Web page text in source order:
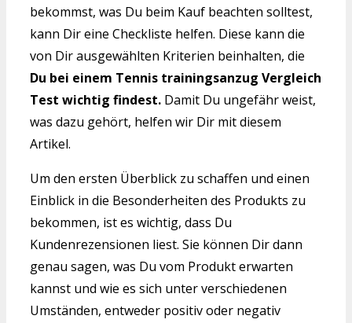
bekommst, was Du beim Kauf beachten solltest,
kann Dir eine Checkliste helfen. Diese kann die
von Dir ausgewählten Kriterien beinhalten, die
Du bei einem Tennis trainingsanzug Vergleich
Test wichtig findest. Damit Du ungefähr weist,
was dazu gehört, helfen wir Dir mit diesem
Artikel.
Um den ersten Überblick zu schaffen und einen
Einblick in die Besonderheiten des Produkts zu
bekommen, ist es wichtig, dass Du
Kundenrezensionen liest. Sie können Dir dann
genau sagen, was Du vom Produkt erwarten
kannst und wie es sich unter verschiedenen
Umständen, entweder positiv oder negativ